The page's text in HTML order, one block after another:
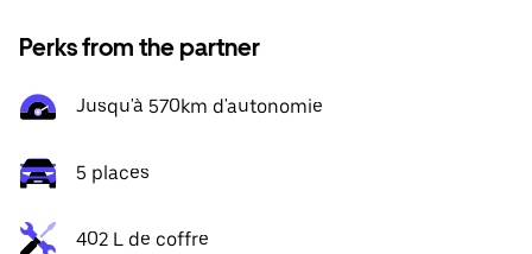
Perks from the partner
Jusqu'à 570km d'autonomie
5 places
402 L de coffre